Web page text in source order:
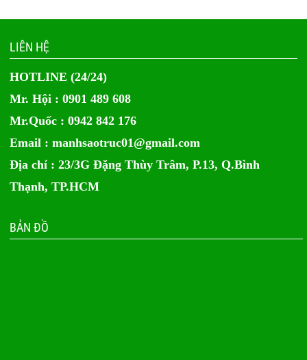
LIÊN HỆ
HOTLINE (24/24)
Mr. Hội : 0901 489 608
Mr.Quốc : 0942 842 176
Email :manhsaotruc01@gmail.com
Địa chỉ : 23/3G Đặng Thùy Trâm, P.13, Q.Bình
Thạnh, TP.HCM
BẢN ĐỒ